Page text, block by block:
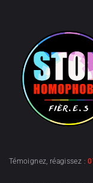
Témoignez, réagissez :